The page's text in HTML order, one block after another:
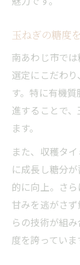
人
玉ね
シピ
玉ね
南あ
人
サラ
法
特別
玉ねぎの糖度
南あわじ市で
選定にこだわ
す。特に有機
進することで
ます。
また、収穫タ
に成長し糖分
的に向上。さ
甘みを逃がさ
らの技術が組
度を誇っていま